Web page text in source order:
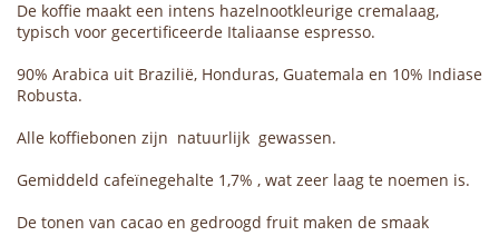
De koffie maakt een intens hazelnootkleurige cremalaag,
typisch voor gecertificeerde Italiaanse espresso.
90% Arabica uit Brazilië, Honduras, Guatemala en 10% Indiase
Robusta.
Alle koffiebonen zijn natuurlijk gewassen.
Gemiddeld cafeïnegehalte 1,7% , wat zeer laag te noemen is.
De tonen van cacao en gedroogd fruit maken de smaak